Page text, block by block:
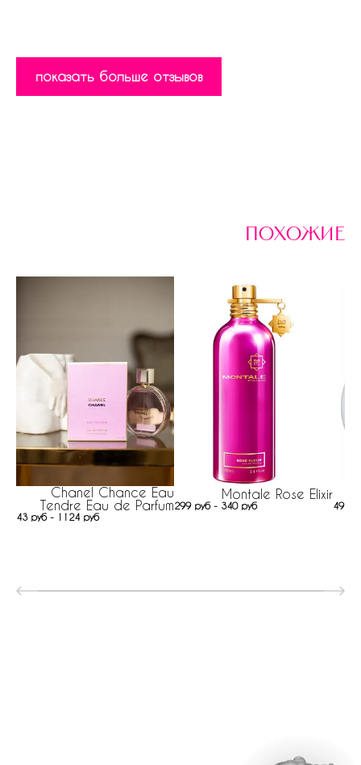
показать больше отзывов
похожие
Chanel Chance Eau
Tendre Eau de Parfum
43 руб - 1124 руб
Montale Rose Elixir
299 руб - 340 руб 492